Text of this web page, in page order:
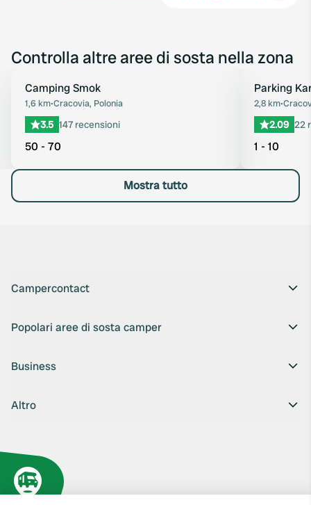
Controlla altre aree di sosta nella zona
Preferito
Camping Smok
1,6 km•Cracovia, Polonia
3.5 147 recensioni
50 - 70
Parking
2,8 km•
2.09 22
1 - 10
Mostra tutto
Campercontact
Popolari aree di sosta camper
Business
Altro